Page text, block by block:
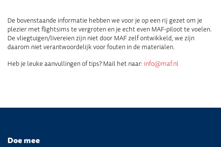
De bovenstaande informatie hebben we voor je op een rij gezet om je
plezier met flightsims te vergroten en je echt even MAF-piloot te voelen.
De vliegtuigen/livereien zijn niet door MAF zelf ontwikkeld, we zijn
daarom niet verantwoordelijk voor fouten in de materialen.
Heb je leuke aanvullingen of tips? Mail het naar: info@maf.nl
Doe mee